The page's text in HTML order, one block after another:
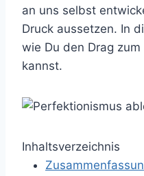
an uns selbst
Druck aussetzen. In
wie Du den Drag
kannst.
Inhaltsverzeichnis